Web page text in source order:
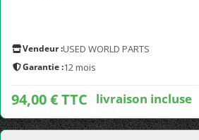
Vendeur :USED WORLD PARTS
Garantie :12 mois
94,00 € TTC livraison incluse